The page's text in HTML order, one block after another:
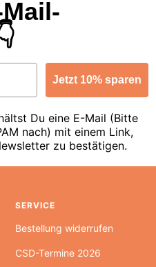
Jetzt 10% sparen
Du eine E-Mail (Bitte
nach) mit einem Link,
zu bestätigen.
SERVICE
Bestellung widerrufen
CSD-Termine 2026